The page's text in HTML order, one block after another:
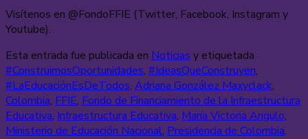
Visítenos en @FondoFFIE (Twitter, Facebook, Instagram y
Youtube).
Esta entrada fue publicada en Noticias y etiquetada
#ConstruimosOportunidades, #IdeasQueConstruyen,
#LaEducaciónEsDeTodos, Adriana González Maxyclack,
Colombia, FFIE, Fondo de Financiamiento de la Infraestructura
Educativa, Infraestructura Educativa, María Victoria Angulo,
Ministerio de Educación Nacional, Presidencia de Colombia.